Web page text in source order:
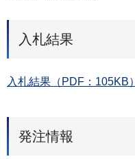
入札結果
入札結果（PDF：105KB）
発注情報